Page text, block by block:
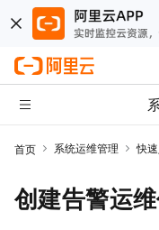
首页 系统运维管理 快
创建告警运